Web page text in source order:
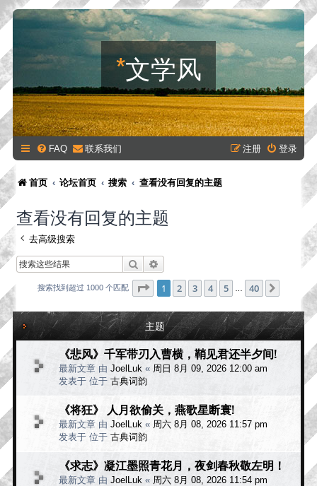
*文学风
FAQ 联系我们 登录
注册
首页 论坛首页 搜索 查看没有回复的主题
查看没有回复的主题
去高级搜索
搜索
搜索找到超过 1000 个匹配 分页：1 40
1 2 3 4 5 40 下一页
主题
《悲风》千军带刃入曹横，鞘见君还半夕间!
最新文章 由 JoelLuk « 周日 8月 09, 2026 12:00 am
发表于 位于 古典词韵
《将狂》 人月欲偷关，燕歌星断寰!
最新文章 由 JoelLuk « 周六 8月 08, 2026 11:57 pm
发表于 位于 古典词韵
《求志》凝江墨照青花月，夜剑春秋敬左明！
最新文章 由 JoelLuk « 周六 8月 08, 2026 11:54 pm